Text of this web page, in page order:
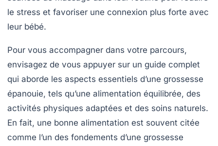
le stress et favoriser une connexion plus forte avec
leur bébé.
Pour vous accompagner dans votre parcours,
envisagez de vous appuyer sur un guide complet
qui aborde les aspects essentiels d’une grossesse
épanouie, tels qu’une alimentation équilibrée, des
activités physiques adaptées et des soins naturels.
En fait, une bonne alimentation est souvent citée
comme l’un des fondements d’une grossesse